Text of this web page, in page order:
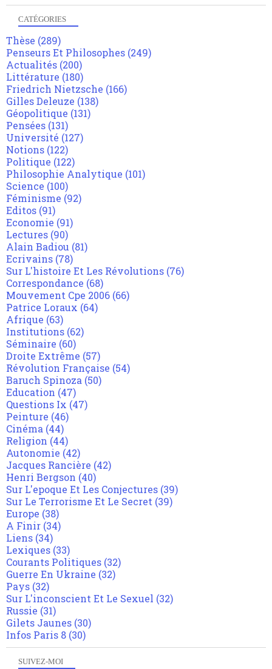
SUIVEZ-MOI
CATÉGORIES
Thèse (289)
Penseurs Et Philosophes (249)
Actualités (200)
Littérature (180)
Friedrich Nietzsche (166)
Gilles Deleuze (138)
Géopolitique (131)
Pensées (131)
Université (127)
Notions (122)
Politique (122)
Philosophie Analytique (101)
Science (100)
Féminisme (92)
Editos (91)
Economie (91)
Lectures (90)
Alain Badiou (81)
Ecrivains (78)
Sur L'histoire Et Les Révolutions (76)
Correspondance (68)
Mouvement Cpe 2006 (66)
Patrice Loraux (64)
Afrique (63)
Institutions (62)
Séminaire (60)
Droite Extrême (57)
Révolution Française (54)
Baruch Spinoza (50)
Education (47)
Questions Ix (47)
Peinture (46)
Cinéma (44)
Religion (44)
Autonomie (42)
Jacques Rancière (42)
Henri Bergson (40)
Sur L'epoque Et Les Conjectures (39)
Sur Le Terrorisme Et Le Secret (39)
Europe (38)
A Finir (34)
Liens (34)
Lexiques (33)
Courants Politiques (32)
Guerre En Ukraine (32)
Pays (32)
Sur L'inconscient Et Le Sexuel (32)
Russie (31)
Gilets Jaunes (30)
Infos Paris 8 (30)